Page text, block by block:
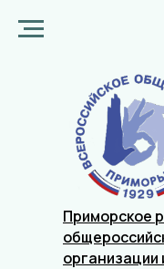
Приморское
организации